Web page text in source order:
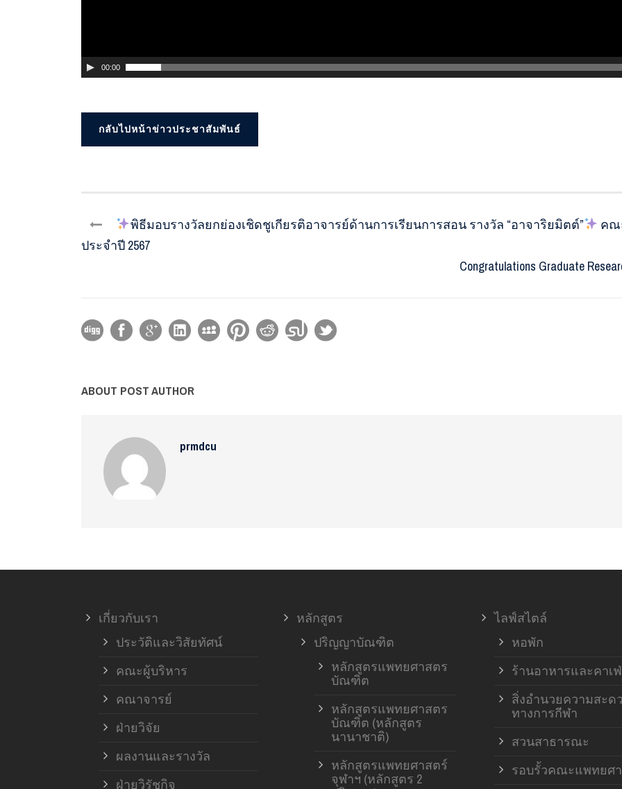
00:00
กลับไปหน้าข่าวประชาสัมพันธ์
️พิธีมอบรางวัลยกย่องเชิดชูเกียรติอาจารย์ด้านการเรียนการสอน รางวัล “อาจาริยมิตต์”
ค
ประจำปี 2567
Congratulations Graduate
ABOUT POST AUTHOR
prmdcu
เกี่ยวกับเรา
ประวัติและวิสัยทัศน์
คณะผู้บริหาร
คณาจารย์
ฝ่ายวิจัย
ผลงานและรางวัล
ฝ่ายวิรัชกิจ
หลักสูตร
ปริญญาบัณฑิต
หลักสูตรแพทยศาสตร
บัณฑิต
หลักสูตรแพทยศาสตร
บัณฑิต (หลักสูตร
นานาชาติ)
หลักสูตรแพทยศาสตร์
จุฬาฯ (หลักสูตร 2
ไลฟ์สไตล์
หอพัก
ร้านอาหารและคาเฟ่
สิ่งอำนวยความสะด
ทางการกีฬา
สวนสาธารณะ
รอบรั้วคณะแพทยศ